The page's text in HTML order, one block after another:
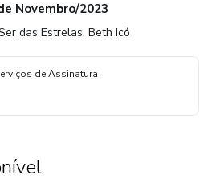
Novembro/2023
das Estrelas. Beth Icó
de Assinatura